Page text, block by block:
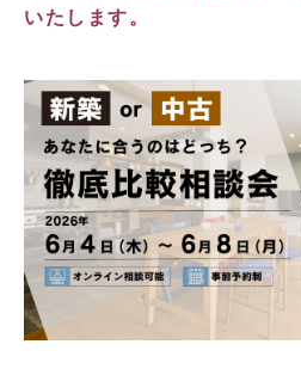
いたします。